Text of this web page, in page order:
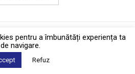
·Contact
2026 © Biziday
pentru a îmbunătăți experiența ta
de navigare.
Refuz